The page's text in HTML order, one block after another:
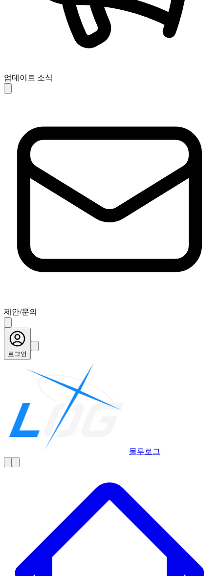
업데이트 소식
제안/문의
로그인
몰루로그